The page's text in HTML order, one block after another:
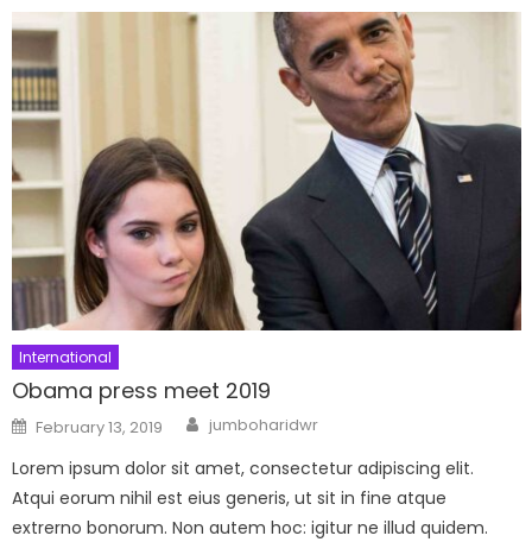
International
Obama press meet 2019
Posted
on
February 13, 2019 Author
jumboharidwr
Lorem ipsum dolor sit amet, consectetur adipiscing elit.
Atqui eorum nihil est eius generis, ut sit in fine atque
extrerno bonorum. Non autem hoc: igitur ne illud quidem.